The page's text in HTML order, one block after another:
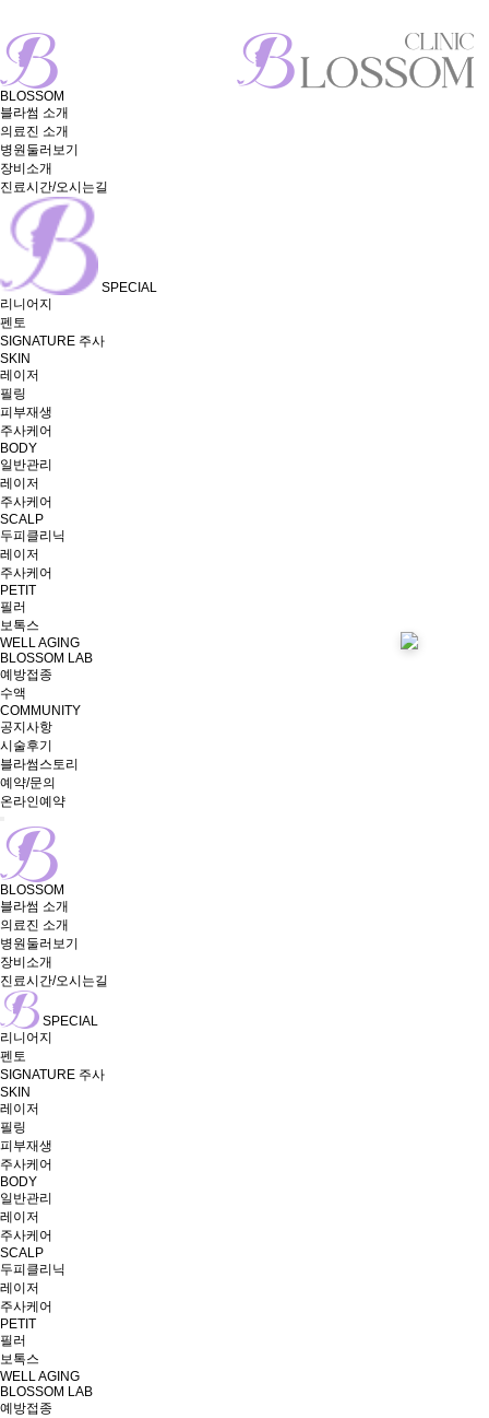
BLOSSOM
블라썸 소개
의료진 소개
병원둘러보기
장비소개
진료시간/오시는길
SPECIAL
리니어지
펜토
SIGNATURE 주사
SKIN
레이저
필링
피부재생
주사케어
BODY
일반관리
레이저
주사케어
SCALP
두피클리닉
레이저
주사케어
PETIT
필러
보톡스
WELL AGING
BLOSSOM LAB
예방접종
수액
COMMUNITY
공지사항
시술후기
블라썸스토리
예약/문의
온라인예약
BLOSSOM
블라썸 소개
의료진 소개
병원둘러보기
장비소개
진료시간/오시는길
SPECIAL
리니어지
펜토
SIGNATURE 주사
SKIN
레이저
필링
피부재생
주사케어
BODY
일반관리
레이저
주사케어
SCALP
두피클리닉
레이저
주사케어
PETIT
필러
보톡스
WELL AGING
BLOSSOM LAB
예방접종